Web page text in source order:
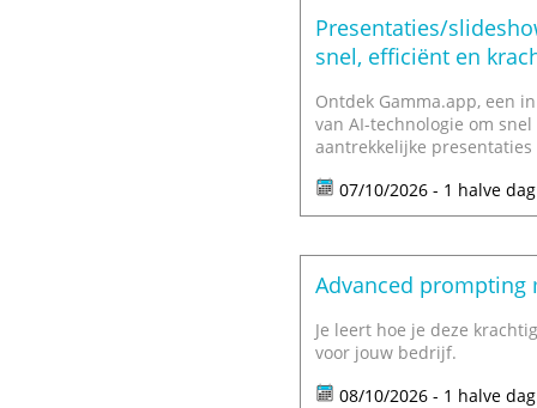
Presentaties/
snel, efficiënt en
Ontdek Gamma.app, een
van AI-technologie om
aantrekkelijke
07/10/2026 - 1 halve dag
Advanced prompting
Je leert hoe je deze
voor jouw bedrijf.
08/10/2026 - 1 halve dag